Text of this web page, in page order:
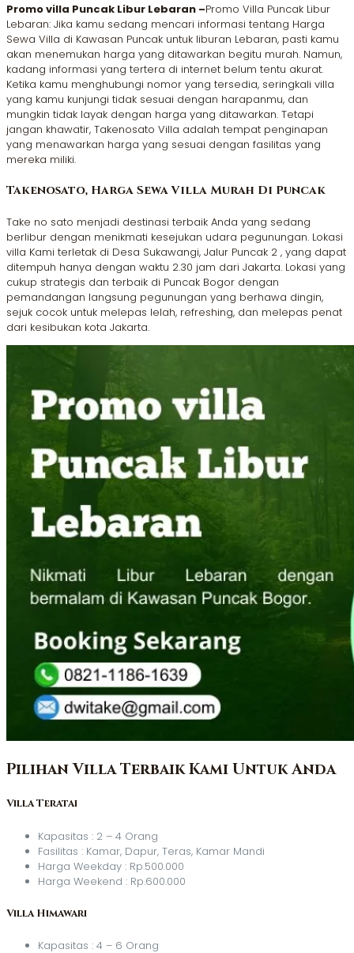
Promo villa Puncak Libur Lebaran –Promo Villa Puncak Libur
Lebaran: Jika kamu sedang mencari informasi tentang Harga
Sewa Villa di Kawasan Puncak untuk liburan Lebaran, pasti kamu
akan menemukan harga yang ditawarkan begitu murah. Namun,
kadang informasi yang tertera di internet belum tentu akurat.
Ketika kamu menghubungi nomor yang tersedia, seringkali villa
yang kamu kunjungi tidak sesuai dengan harapanmu, dan
mungkin tidak layak dengan harga yang ditawarkan. Tetapi
jangan khawatir, Takenosato Villa adalah tempat penginapan
yang menawarkan harga yang sesuai dengan fasilitas yang
mereka miliki.
Takenosato, Harga Sewa Villa Murah Di Puncak
Take no sato menjadi destinasi terbaik Anda yang sedang
berlibur dengan menikmati kesejukan udara pegunungan. Lokasi
villa Kami terletak di Desa Sukawangi, Jalur Puncak 2 , yang dapat
ditempuh hanya dengan waktu 2.30 jam dari Jakarta. Lokasi yang
cukup strategis dan terbaik di Puncak Bogor dengan
pemandangan langsung pegunungan yang berhawa dingin,
sejuk cocok untuk melepas lelah, refreshing, dan melepas penat
dari kesibukan kota Jakarta.
Pilihan Villa Terbaik Kami Untuk Anda
Villa Teratai
Kapasitas : 2 – 4 Orang
Fasilitas : Kamar, Dapur, Teras, Kamar Mandi
Harga Weekday : Rp.500.000
Harga Weekend : Rp.600.000
Villa Himawari
Kapasitas : 4 – 6 Orang